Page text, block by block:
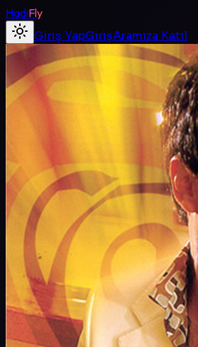
HadiFly
Giriş YapGirişAramıza Katıl